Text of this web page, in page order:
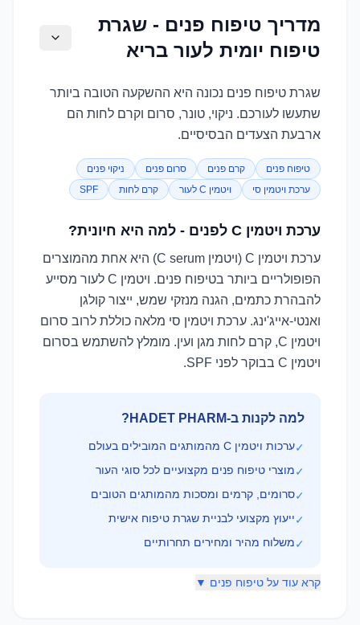
מדריך טיפוח פנים - שגרת
טיפוח יומית לעור בריא
שגרת טיפוח פנים נכונה היא ההשקעה הטובה ביותר
שתעשו לעורכם. ניקוי, טונר, סרום וקרם לחות הם
ארבעת הצעדים הבסיסיים.
טיפוח פנים קרם פנים סרום פנים
ניקוי פנים
ערכת ויטמין סי
ויטמין C לעור קרם לחות SPF
ערכת ויטמין C לפנים - למה היא חיונית?
ערכת ויטמין C (ויטמין C serum) היא אחת מהמוצרים
הפופולריים ביותר בטיפוח פנים. ויטמין C לעור מסייע
להבהרת כתמים, הגנה מנזקי שמש, ייצור קולגן
ואנטי-אייג'ינג. ערכת ויטמין סי מלאה כוללת לרוב סרום
ויטמין C, קרם לחות מגן ועין. מומלץ להשתמש בסרום
ויטמין C בבוקר לפני SPF.
למה לקנות ב-HADET PHARM?
✓ערכות ויטמין C מהמותגים המובילים בעולם
✓מוצרי טיפוח פנים מקצועיים לכל סוגי העור
✓סרומים, קרמים ומסכות מהמותגים הטובים
✓ייעוץ מקצועי לבניית שגרת טיפוח אישית
✓משלוח מהיר ומחירים תחרותיים
קרא עוד על טיפוח פנים ▼